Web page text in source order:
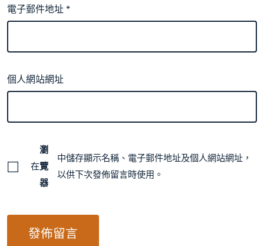
電子郵件地址*
個人網站網址
在
瀏
覽
器
中儲存顯示名稱、電子郵件地址及個人網站網址，
以供下次發佈留言時使用。